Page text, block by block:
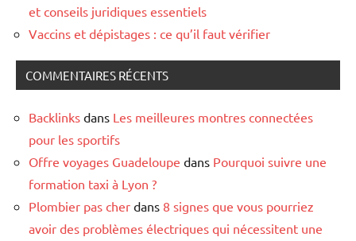
et conseils juridiques essentiels
Vaccins et dépistages : ce qu’il faut vérifier
COMMENTAIRES RÉCENTS
Backlinks dans Les meilleures montres connectées
pour les sportifs
Offre voyages Guadeloupe dans Pourquoi suivre une
formation taxi à Lyon ?
Plombier pas cher dans 8 signes que vous pourriez
avoir des problèmes électriques qui nécessitent une